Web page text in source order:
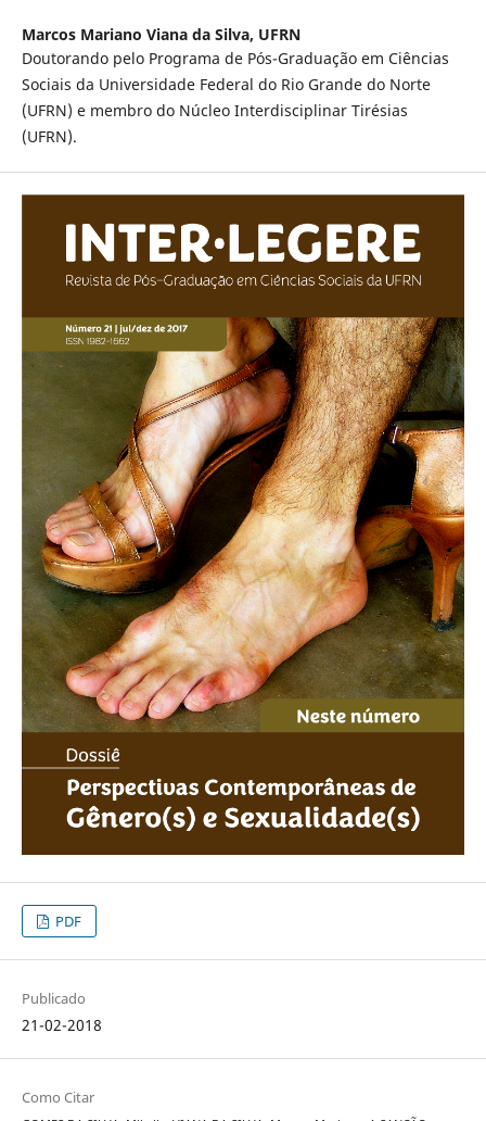
Marcos Mariano Viana da Silva, UFRN
Doutorando pelo Programa de Pós-Graduação em Ciências
Sociais da Universidade Federal do Rio Grande do Norte
(UFRN) e membro do Núcleo Interdisciplinar Tirésias
(UFRN).
PDF
Publicado
21-02-2018
Como Citar